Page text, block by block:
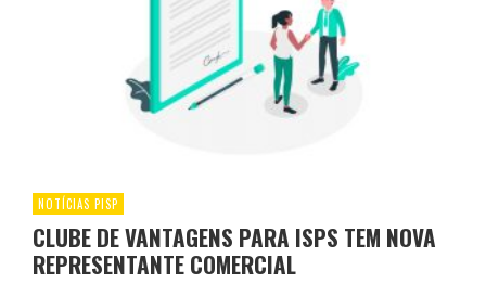
NOTÍCIAS PISP
CLUBE DE VANTAGENS PARA ISPS TEM NOVA
REPRESENTANTE COMERCIAL